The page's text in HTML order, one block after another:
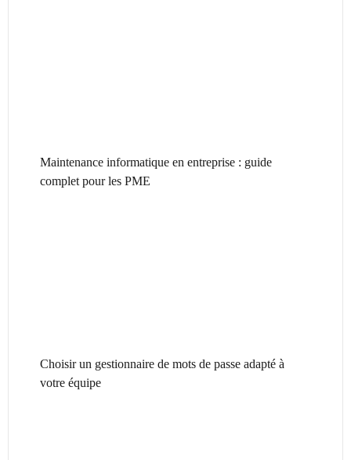
Maintenance informatique en entreprise : guide
complet pour les PME
Choisir un gestionnaire de mots de passe adapté à
votre équipe